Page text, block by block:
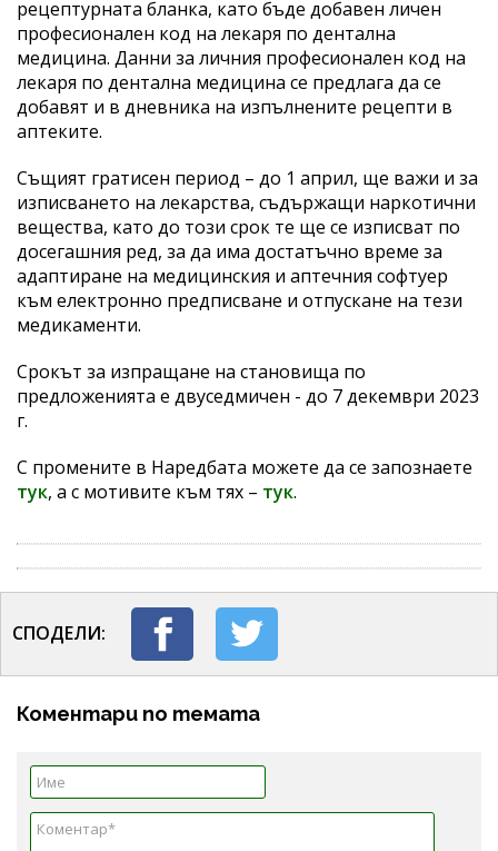
рецептурната бланка, като бъде добавен личен
професионален код на лекаря по дентална
медицина. Данни за личния професионален код на
лекаря по дентална медицина се предлага да се
добавят и в дневника на изпълнените рецепти в
аптеките.
Същият гратисен период – до 1 април, ще важи и за
изписването на лекарства, съдържащи наркотични
вещества, като до този срок те ще се изписват по
досегашния ред, за да има достатъчно време за
адаптиране на медицинския и аптечния софтуер
към електронно предписване и отпускане на тези
медикаменти.
Срокът за изпращане на становища по
предложенията е двуседмичен - до 7 декември 2023
г.
С промените в Наредбата можете да се запознаете
тук, а с мотивите към тях – тук.
СПОДЕЛИ:
Коментари по темата